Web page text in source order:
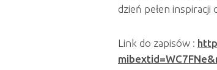
dzień pełen
Link do zapisów :